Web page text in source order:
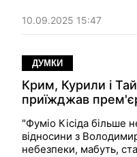
переконував себе,
можна пережити".
10.09.2025 15:47
ДУМКИ
Крим, Курили і
приїжджав
"Фуміо Кісіда більше
відносини з
небезпеки, мабуть,